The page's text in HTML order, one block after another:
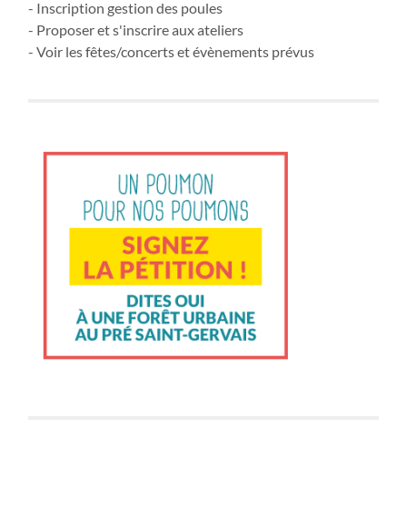
- Inscription gestion des poules
- Proposer et s'inscrire aux ateliers
- Voir les fêtes/concerts et évènements prévus